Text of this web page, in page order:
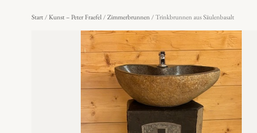
Start/Kunst – Peter Fraefel/Zimmerbrunnen/ Trinkbrunnen aus Säulenbasalt